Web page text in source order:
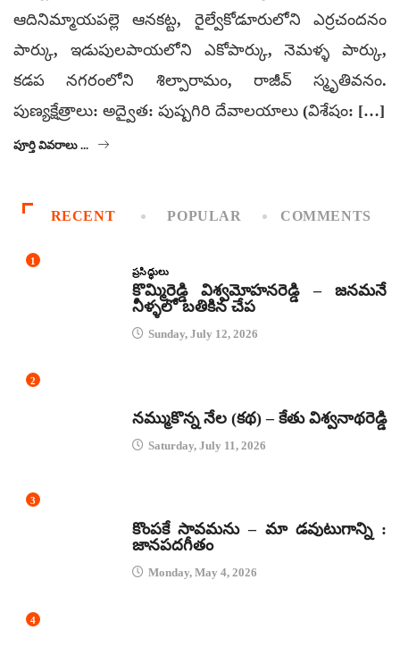
ఆదినిమ్మాయపల్లె ఆనకట్ట, రైల్వేకోడూరులోని ఎర్రచందనం
పార్కు, ఇడుపులపాయలోని ఎకోపార్కు, నెమళ్ళ పార్కు,
కడప నగరంలోని శిల్పారామం, రాజీవ్ స్మృతివనం.
పుణ్యక్షేత్రాలు: అద్వైత: పుష్పగిరి దేవాలయాలు (విశేషం: […]
పూర్తి వివరాలు ...
RECENT POPULAR COMMENTS
1
ప్రసిద్ధులు
కొమ్మిరెడ్డి విశ్వమోహనరెడ్డి – జనమనే
నీళ్ళలో బతికిన చేప
Sunday, July 12, 2026
2
నమ్ముకొన్న నేల (కథ) – కేతు విశ్వనాథరెడ్డి
Saturday, July 11, 2026
3
కొంపకే సావమను – మా డవుటుగాన్ని :
జానపదగీతం
Monday, May 4, 2026
4